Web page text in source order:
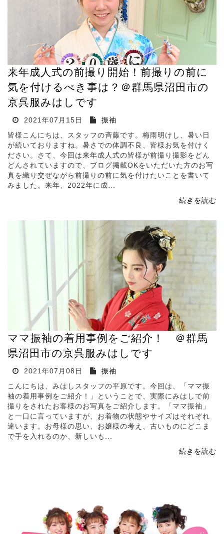
来年成人式の前撮り開始！前撮りの前に
気を付けるべき事は？＠群馬県沼田市の
京呉服みはしです
2021年07月15日
振袖
皆様こんにちは、スタッフの斉藤です。梅雨明けし、暑い日
が続いておりますね。暑さでの体調不良、皆様お気を付けく
ださい。さて、今回は来年成人式の皆様が前撮り撮影をどん
どんされていますので、ブログ掲載OKをいただいた方のお写
真を織り交ぜながら前撮りの前に気を付けたいことを書いて
みました。来年、2022年に成...
続きを読む
ママ振袖の着用事例をご紹介！ ＠群馬
県沼田市の京呉服みはしです
2021年07月08日
振袖
こんにちは、みはしスタッフの平原です。今回は、「ママ振
袖の着用事例をご紹介！」ということで、実際にみはしで前
撮りをされたお客様のお写真をご紹介します。「ママ振袖」
と一口に言っていますが、お着物の状態やサイズはそれぞれ
違います。お母様の思い、お嬢様の考え、古いものにどこま
で手を入れるのか、新しいも...
続きを読む